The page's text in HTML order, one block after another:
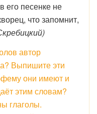
его песенке не
что запомнит,
автор
Выпишите эти
они имеют и
этим словам?
глаголы.